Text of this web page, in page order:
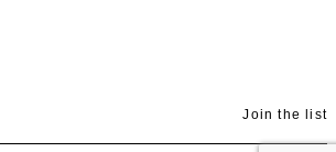
Join the list